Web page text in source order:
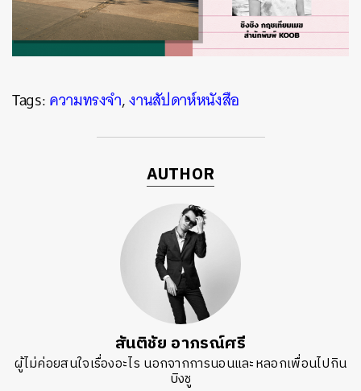
Tags:ความทรงจำ,งานสัปดาห์หนังสือ
AUTHOR
สันติชัย อาภรณ์ศรี
ผู้ไม่ค่อยสนใจเรื่องอะไร นอกจากการนอนและหลอกเพื่อนไปกิน
บิงชู